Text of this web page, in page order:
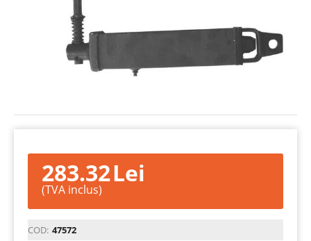
283.32Lei
(TVA inclus)
COD: 47572